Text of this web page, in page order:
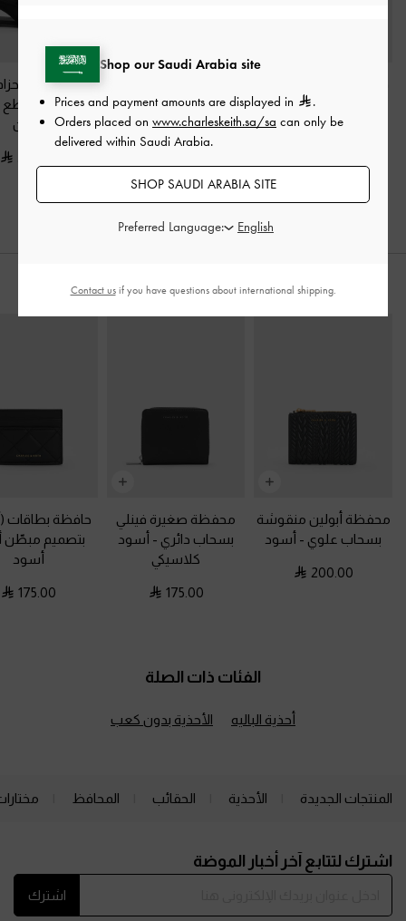
أسود خشن
الجلد اللامع مكشوف
الظهر بحزام متقاطع
حول الكاحل مزود بإبزيم-
أسود براق
باليرينا ساتان
وتصميم متقاطع
خشن
ارتديه مع
محفظة أبولين منقوشة
بسحاب علوي - أسود
200.00
محفظة صغيرة فينلي
بسحاب دائري - أسود
كلاسيكي
175.00
حافظة بطاقات
بتصميم مبطّن
أسود
175.00
الفئات ذات الصلة
أحذية الباليه الأحذية بدون كعب
المنتجات الجديدة الأحذية الحقائب المحافظ
اشترك لتتابع آخر أخبار الموضة
اشترك
Shop our Saudi Arabia site
Prices and payment amounts are displayed in
.
Orders placed on www.charleskeith.sa/sa can only be
delivered within Saudi Arabia.
SHOP SAUDI ARABIA SITE
Preferred Language:
Contact usif you have questions about international shipping.